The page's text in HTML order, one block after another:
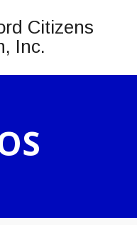
Citizens
Inc.